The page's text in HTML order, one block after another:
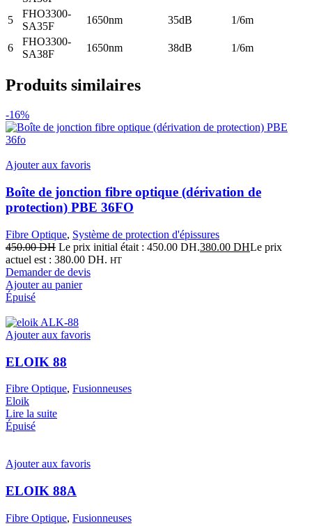
5
FHO3300-
SA35F
1650nm 35dB 1/6m
6
FHO3300-
SA38F
1650nm 38dB 1/6m
Produits similaires
-16%
Ajouter aux favoris
Boîte de jonction fibre optique (dérivation de
protection) PBE 36FO
Fibre Optique, Système de protection d'épissures
450.00DH Le prix initial était : 450.00 DH.380.00 DHLe prix
actuel est : 380.00 DH. HT
Demander de devis
Ajouter au panier
Épuisé
Ajouter aux favoris
ELOIK 88
Fibre Optique, Fusionneuses
Eloik
Lire la suite
Épuisé
Ajouter aux favoris
ELOIK 88A
Fibre Optique, Fusionneuses